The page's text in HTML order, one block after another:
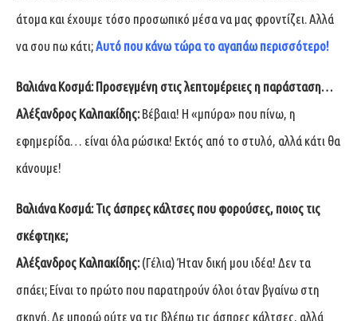
άτομα και έχουμε τόσο προσωπικό μέσα να μας φροντίζει. Αλλά
να σου πω κάτι;Αυτό που κάνω τώρα το αγαπάω περισσότερο!
Βαλιάνα Κοσμά: Προσεγμένη στις λεπτομέρειες η παράσταση…
Αλέξανδρος Καλπακίδης:Βέβαια! Η «μπύρα» που πίνω, η
εφημερίδα… είναι όλα ρώσικα! Εκτός από το στυλό, αλλά κάτι θα
κάνουμε!
Βαλιάνα Κοσμά: Τις άσπρες κάλτσες που φορούσες, ποιος τις
σκέφτηκε;
Αλέξανδρος Καλπακίδης:(Γέλια) Ήταν δική μου ιδέα! Δεν τα
σπάει; Είναι το πρώτο που παρατηρούν όλοι όταν βγαίνω στη
σκηνή. Δε μπορώ ούτε να τις βλέπω τις άσπρες κάλτσες, αλλά